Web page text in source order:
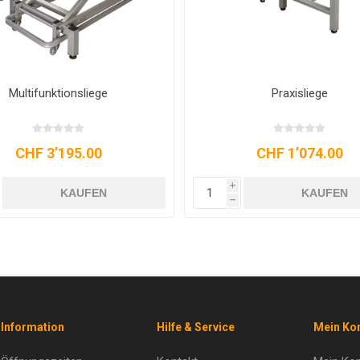
Lymphliege
CHF 3’539.95
KAUFEN
Stehbrett
CHF 5’092.50
i
h
KAUFEN
Information Hilfe & Service Mein